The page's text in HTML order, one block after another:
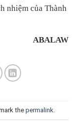
nhiệm của Thành
ABALAW
the permalink